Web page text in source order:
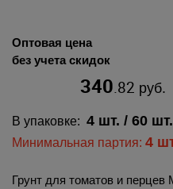
Оптовая цена
без учета скидок
340.82 руб.
В упаковке: 4 шт. / 60 шт.
Минимальная партия: 4
Грунт для томатов и